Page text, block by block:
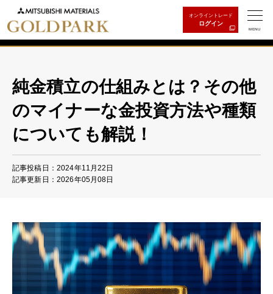
オンライントレード
ログイン
MENU
純金積立の仕組みとは？その他
のマイナーな金投資方法や種類
についても解説！
記事投稿日：2024年11月22日
記事更新日：2026年05月08日